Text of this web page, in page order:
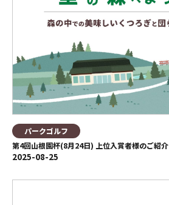
パークゴルフ
第4回山根園杯(8月24日) 上位入賞者様のご紹介
2025-08-25